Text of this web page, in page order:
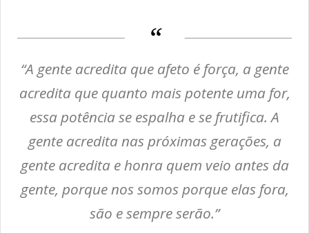
“A gente acredita que afeto é força, a gente
acredita que quanto mais potente uma for,
essa potência se espalha e se frutifica. A
gente acredita nas próximas gerações, a
gente acredita e honra quem veio antes da
gente, porque nos somos porque elas fora,
são e sempre serão.”